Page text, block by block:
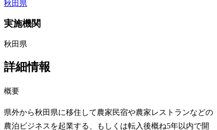
秋田県
実施機関
秋田県
詳細情報
概要
県外から秋田県に移住して農家民宿や農家レストランなどの
農泊ビジネスを起業する、もしくは転入後概ね5年以内で開